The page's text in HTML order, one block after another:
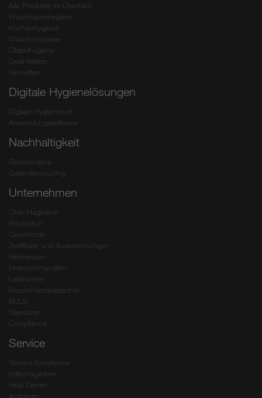
Alle Produkte im Überblick
Waschraumhygiene
Küchenhygiene
Wäschehygiene
Objekthygiene
Desinfektion
Servietten
Digitale Hygienelösungen
Digitale Hygienewelt
Anwendungssoftware
Nachhaltigkeit
Greenovative
Gebinderecycling
Unternehmen
Über Hagleitner
Produktion
Geschichte
Zertifikate und Auszeichnungen
Referenzen
Unternehmensfilm
Lieferanten
Export/Handelspartner
BULS
Standorte
Compliance
Service
Service Excellence
edibyhagleitner
Help Center
Academy